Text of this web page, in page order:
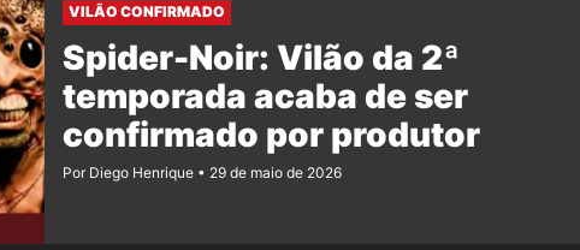
VILÃO CONFIRMADO
Spider-Noir: Vilão da 2ª
temporada acaba de ser
confirmado por produtor
Por Diego Henrique 29 de maio de 2026